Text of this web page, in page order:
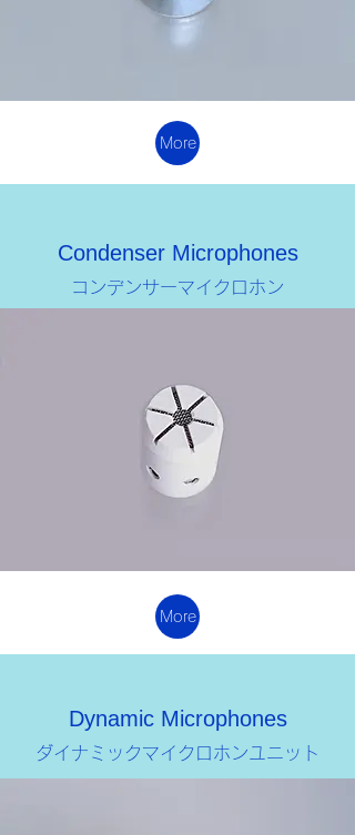
Condenser Microphones
​コンデンサーマイクロホン
Dynamic Microphones
​ダイナミックマイクロホンユニット
More
More